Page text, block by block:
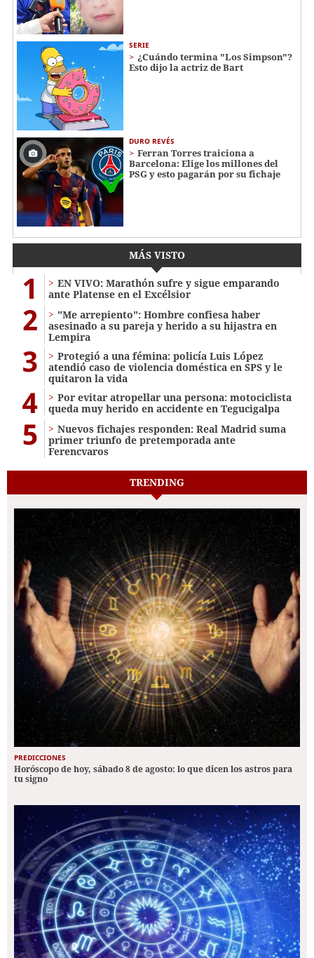
SERIE
¿Cuándo termina "Los Simpson"?
Esto dijo la actriz de Bart
DURO REVÉS
Ferran Torres traiciona a
Barcelona: Elige los millones del
PSG y esto pagarán por su fichaje
MÁS VISTO
1
EN VIVO: Marathón sufre y sigue emparando
ante Platense en el Excélsior
2
"Me arrepiento": Hombre confiesa haber
asesinado a su pareja y herido a su hijastra en
Lempira
3
Protegió a una fémina: policía Luis López
atendió caso de violencia doméstica en SPS y le
quitaron la vida
4
Por evitar atropellar una persona: motociclista
queda muy herido en accidente en Tegucigalpa
5
Nuevos fichajes responden: Real Madrid suma
primer triunfo de pretemporada ante
Ferencvaros
TRENDING
PREDICCIONES
Horóscopo de hoy, sábado 8 de agosto: lo que dicen los astros para
tu signo